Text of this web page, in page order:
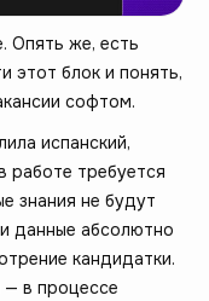
Опять же, есть
этот блок и понять,
софтом.
испанский,
работе требуется
знания не будут
данные абсолютно
кандидатки.
— в процессе